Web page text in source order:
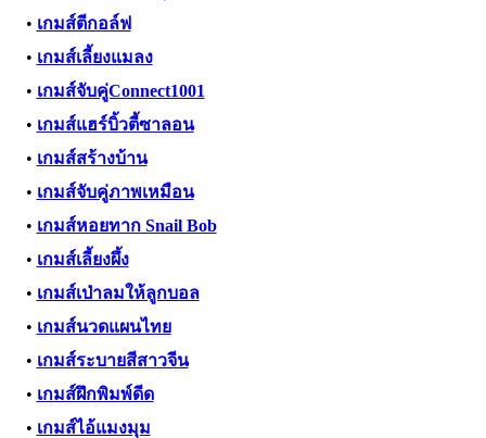
• เกมส์ตีกอล์ฟ
• เกมส์เลี้ยงแมลง
• เกมส์จับคู่Connect1001
• เกมส์แฮร์บิ้วตี้ซาลอน
• เกมส์สร้างบ้าน
• เกมส์จับคู่ภาพเหมือน
• เกมส์หอยทาก Snail Bob
• เกมส์เลี้ยงผึ้ง
• เกมส์เป่าลมให้ลูกบอล
• เกมส์นวดแผนไทย
• เกมส์ระบายสีสาวจีน
• เกมส์ฝึกพิมพ์ดีด
• เกมส์ไอ้แมงมุม